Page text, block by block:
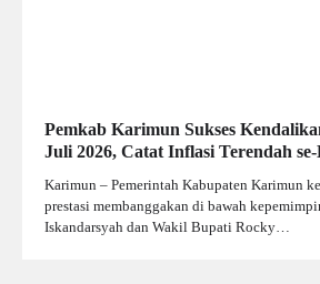
Pemkab Karimun Sukses
Juli 2026, Catat Inflasi Terendah
Karimun – Pemerintah Kabupaten Karimun
prestasi membanggakan di bawah
Iskandarsyah dan Wakil Bupati Rocky…